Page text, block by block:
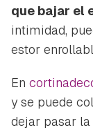
que bajar el
intimidad,
estor
En
y se puede
dejar pasar